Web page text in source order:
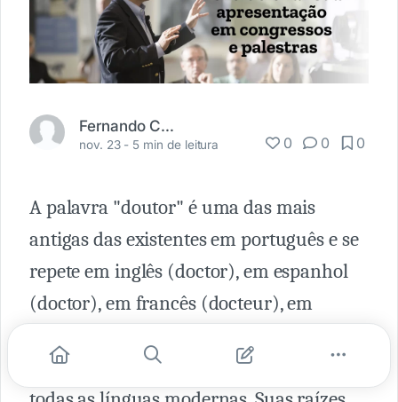
Fernando Carbonieri
nov. 23 - 5 min de leitura 0 0 0
A palavra "doutor" é uma das mais
antigas das existentes em português e se
repete em inglês (doctor), em espanhol
(doctor), em francês (docteur), em
com ligeiras variantes, praticamente em